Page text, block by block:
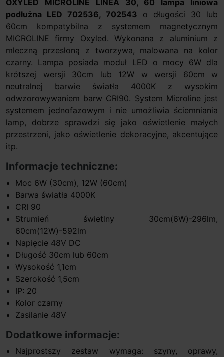
podłużna LED 702536, 702543 o długości 30 lub
60cm kompatybilna z systemem magnetycznym
MICROLINE firmy Oxyled. Wykonana z aluminium z
mleczną przesłoną z tworzywa, malowana na kolor
czarny. Lampa posiada moduł LED o mocy 6W dla
krótszej wersji 30cm lub 12W w wersji 60cm w
neutralnej barwie światła 4000K z wysokim
odwzorowywaniem barw CRI90. System Microline jest
systemem jednofazowym i nie umożliwia ściemniania
lamp, dobrze sprawdzi się jako oświetlenie małych
przestrzeni, jako oświetlenie dekoracyjne, akcentujące
itp.
Informacje techniczne:
Moc 6W (30cm), 12W (60cm)
Barwa światła 4000K
CRI 90
Strumień świetlny 30cm(6W)-296lm,
60cm(12W)-592lm
Napięcie 48V DC
Długość 30cm lub 60cm
Wysokość 1,1cm
Szerokość 1,5cm
IP: 20
Kolor czarny
Zasilanie 48V
Dodatkowe informacje:
Najprostszy zestaw wymaga: szyny, oprawy,